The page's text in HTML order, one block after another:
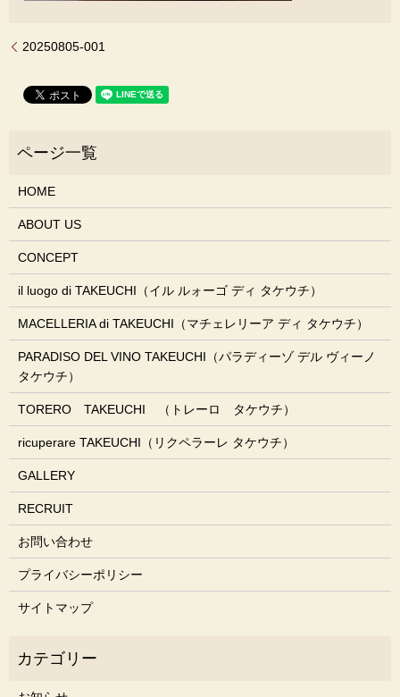
20250805-001
HOME
ABOUT US
CONCEPT
il luogo di TAKEUCHI（イル ルォーゴ ディ タケウチ）
MACELLERIA di TAKEUCHI（マチェレリーア ディ タケウチ）
PARADISO DEL VINO TAKEUCHI（パラディーゾ デル ヴィーノ
タケウチ）
TORERO TAKEUCHI （トレーロ タケウチ）
ricuperare TAKEUCHI（リクペラーレ タケウチ）
GALLERY
RECRUIT
お問い合わせ
プライバシーポリシー
サイトマップ